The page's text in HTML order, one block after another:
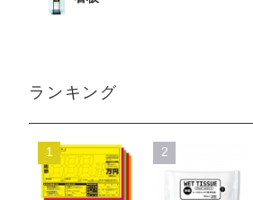
ランキング
1 2